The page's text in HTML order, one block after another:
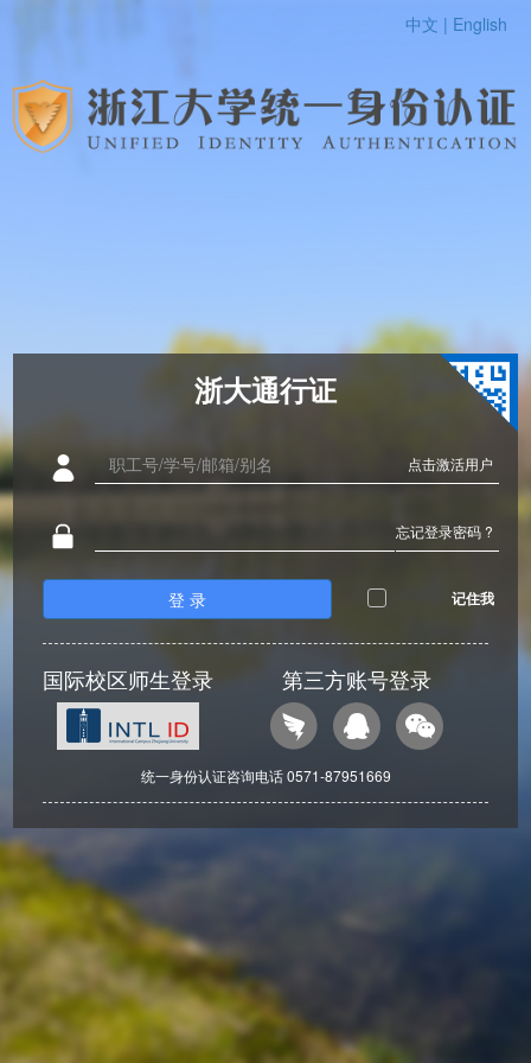
中文 | English
浙大通行证
点击激活用户
忘记登录密码 ?
登 录 记住我
国际校区师生登录 第三方账号登录
统一身份认证咨询电话 0571-87951669